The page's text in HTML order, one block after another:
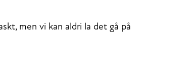
men vi kan aldri la det gå på